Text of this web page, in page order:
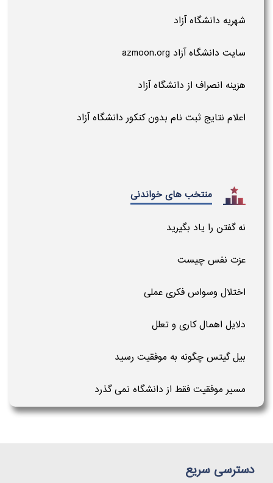
شهریه دانشگاه آزاد
سایت دانشگاه آزاد azmoon.org
هزینه انصراف از دانشگاه آزاد
اعلام نتایج ثبت نام بدون کنکور دانشگاه آزاد
منتخب های خواندنی
نه گفتن را یاد بگیرید
عزت نفس چیست
اختلال وسواس فکری عملی
دلایل اهمال کاری و تعلل
بیل گیتس چگونه به موفقیت رسید
مسیر موفقیت فقط از دانشگاه نمی گذرد
دسترسی سریع